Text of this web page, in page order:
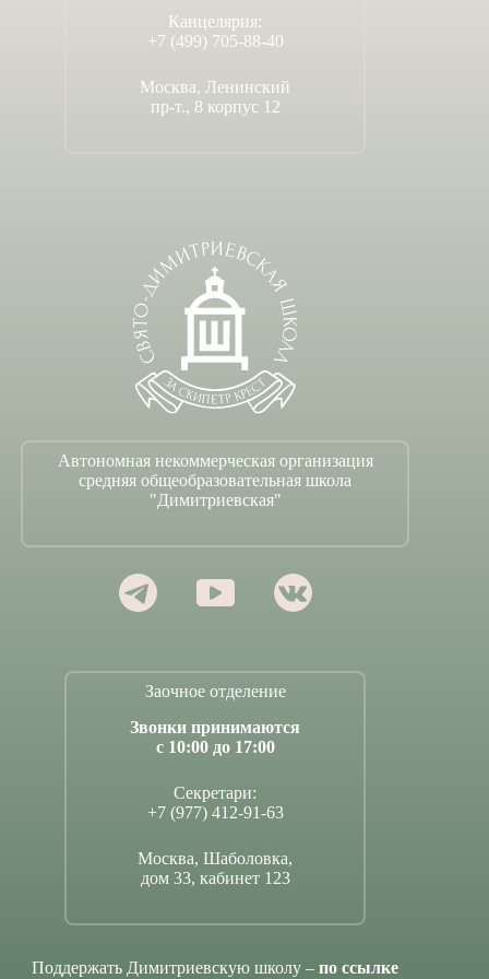
Канцелярия:
+7 (499) 705-88-40
Москва, Ленинский
пр-т., 8 корпус 12
Автономная некоммерческая организация
средняя общеобразовательная школа
"Димитриевская"
Заочное отделение
Звонки принимаются
с 10:00 до 17:00
Секретари:
+7 (977) 412-91-63
Москва, Шаболовка,
дом 33, кабинет 123
Поддержать Димитриевскую школу –по ссылке